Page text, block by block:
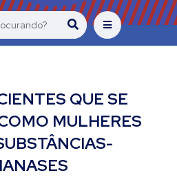
QUE SE
MULHERES